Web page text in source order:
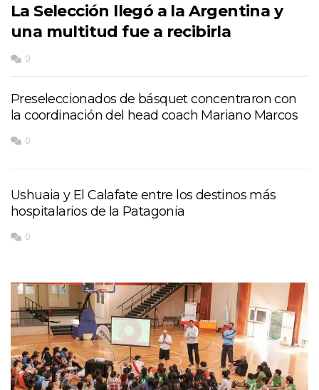
La Selección llegó a la Argentina y
una multitud fue a recibirla
0
Preseleccionados de básquet concentraron con
la coordinación del head coach Mariano Marcos
0
Ushuaia y El Calafate entre los destinos más
hospitalarios de la Patagonia
0